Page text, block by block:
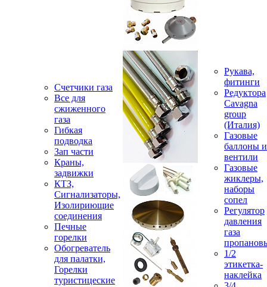
Счетчики газа
Все для
сжиженного
газа
Гибкая
подводка
Зап части
Краны,
задвижки
КТЗ,
Сигнализаторы,
Изолириющие
соединения
Печные
горелки
Обогреватель
для палатки,
Горелки
туристицеские
Рукава,
фитинги
Редуктора
Cavagna
group
(Италия)
Газовые
баллоны и
вентили
Газовые
жиклеры,
наборы
сопел
Регулятор
давления
газа
1/2
этикетка-
наклейка